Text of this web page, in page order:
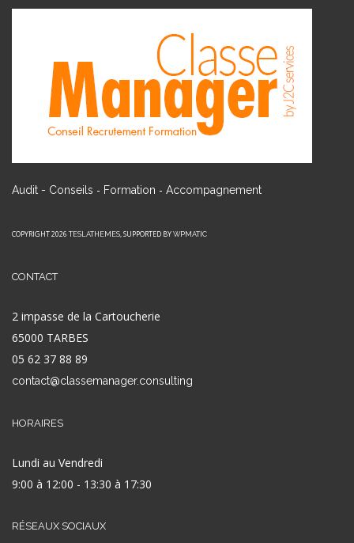
Audit - Conseils - Formation - Accompagnement
COPYRIGHT 2026 TESLATHEMES, SUPPORTED BY WPMATIC
CONTACT
2 impasse de la Cartoucherie
65000 TARBES
05 62 37 88 89
contact@classemanager.consulting
HORAIRES
Lundi au Vendredi
9:00 à 12:00 - 13:30 à 17:30
RÉSEAUX SOCIAUX